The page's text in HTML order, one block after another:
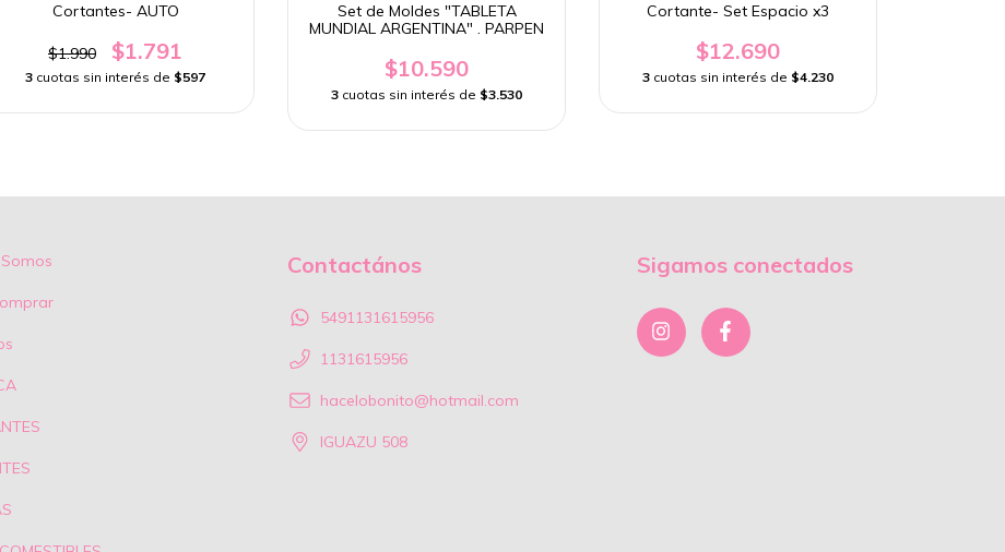
Cortantes- AUTO
$1.990 $1.791
3 cuotas sin interés de $597
Set de Moldes "TABLETA
MUNDIAL ARGENTINA" . PARPEN
$10.590
3 cuotas sin interés de $3.530
Cortante- Set Espacio x3
$12.690
3 cuotas sin interés de $4.230
Contactános
5491131615956
1131615956
hacelobonito@hotmail.com
IGUAZU 508
Sigamos conectados